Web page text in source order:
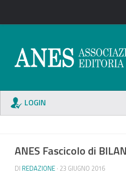
LOGIN
ANES Fascicolo di
DI REDAZIONE · 23 GIUGNO 2016